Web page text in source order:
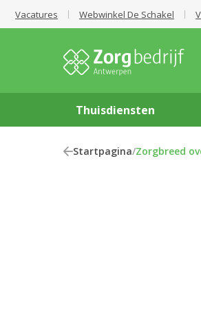
Vacatures Webwinkel De Schakel
Thuisdiensten
Startpagina/Zorgbreed